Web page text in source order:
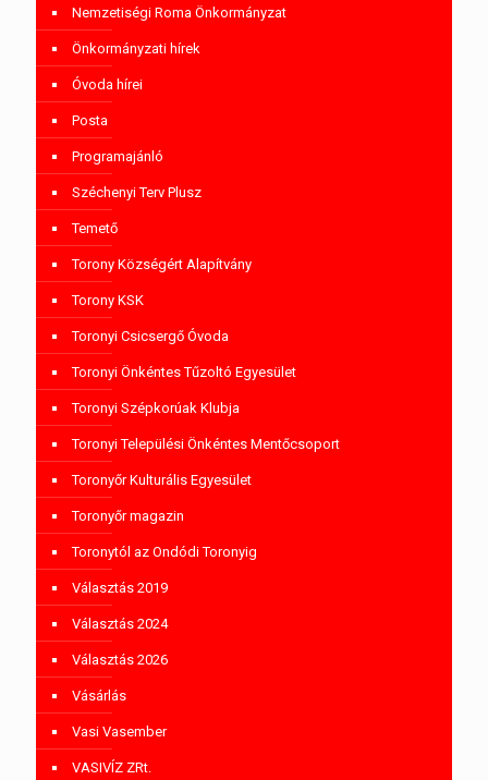
Nemzetiségi Roma Önkormányzat
Önkormányzati hírek
Óvoda hírei
Posta
Programajánló
Széchenyi Terv Plusz
Temető
Torony Községért Alapítvány
Torony KSK
Toronyi Csicsergő Óvoda
Toronyi Önkéntes Tűzoltó Egyesület
Toronyi Szépkorúak Klubja
Toronyi Települési Önkéntes Mentőcsoport
Toronyőr Kulturális Egyesület
Toronyőr magazin
Toronytól az Ondódi Toronyig
Választás 2019
Választás 2024
Választás 2026
Vásárlás
Vasi Vasember
VASIVÍZ ZRt.